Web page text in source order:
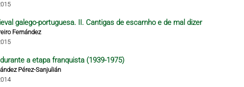
galego-portuguesa. II. Cantigas de escarnho e de mal dizer
Fernández
a etapa franquista (1939-1975)
Pérez-Sanjulián